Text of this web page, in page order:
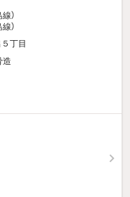
）
）
丁目
造